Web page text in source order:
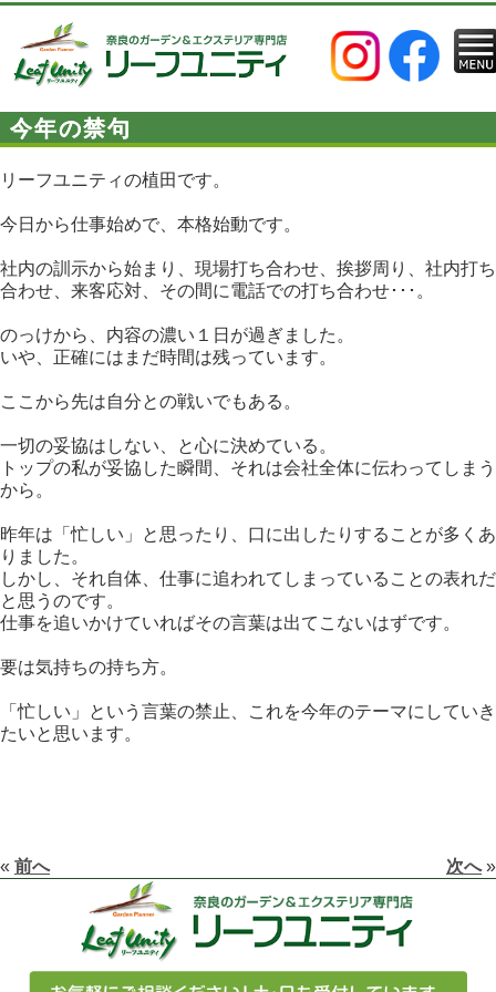
今年の禁句
リーフユニティの植田です。
今日から仕事始めで、本格始動です。
社内の訓示から始まり、現場打ち合わせ、挨拶周り、社内打ち
合わせ、来客応対、その間に電話での打ち合わせ･･･。
のっけから、内容の濃い１日が過ぎました。
いや、正確にはまだ時間は残っています。
ここから先は自分との戦いでもある。
一切の妥協はしない、と心に決めている。
トップの私が妥協した瞬間、それは会社全体に伝わってしまう
から。
昨年は「忙しい」と思ったり、口に出したりすることが多くあ
りました。
しかし、それ自体、仕事に追われてしまっていることの表れだ
と思うのです。
仕事を追いかけていればその言葉は出てこないはずです。
要は気持ちの持ち方。
「忙しい」という言葉の禁止、これを今年のテーマにしていき
たいと思います。
« 前へ 次へ»